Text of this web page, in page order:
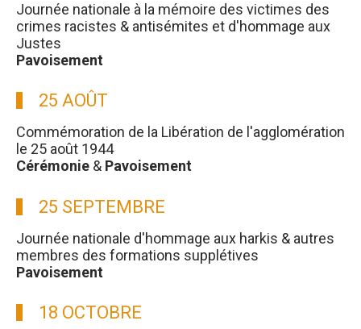
Journée nationale à la mémoire des victimes des
crimes racistes & antisémites et d'hommage aux
Justes
Pavoisement
25 AOÛT
Commémoration de la Libération de l'agglomération
le 25 août 1944
Cérémonie & Pavoisement
25 SEPTEMBRE
Journée nationale d'hommage aux harkis & autres
membres des formations supplétives
Pavoisement
18 OCTOBRE